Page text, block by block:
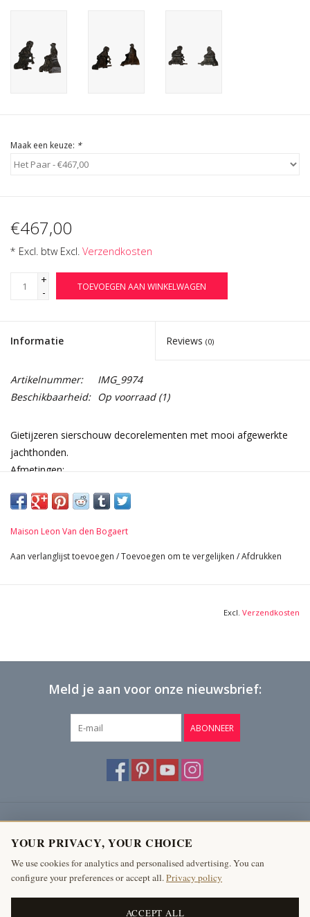
Maak een keuze: *
€467,00
* Excl. btw Excl. Verzendkosten
+
-
TOEVOEGEN AAN WINKELWAGEN
Informatie Reviews (0)
Artikelnummer:
IMG_9974
Beschikbaarheid: Op voorraad(1)
Gietijzeren sierschouw decorelementen met mooi afgewerkte
jachthonden.
Afmetingen:
14 cm Breedte per stuk 5,51 Inch
Maison Leon Van den Bogaert
Aan verlanglijst toevoegen /Toevoegen om te vergelijken /Afdrukken
Excl. Verzendkosten
Meld je aan voor onze nieuwsbrief:
ABONNEER
Producten
Mijn account
The Antique Fireplace Bank
YOUR PRIVACY, YOUR CHOICE
We use cookies for analytics and personalised advertising. You can
configure your preferences or accept all.Privacy policy
ACCEPT ALL